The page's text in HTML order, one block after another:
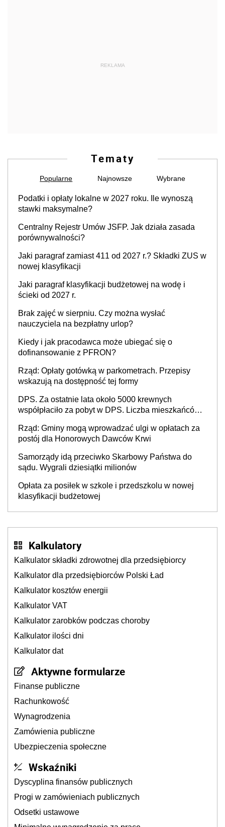
REKLAMA
Tematy
Popularne Najnowsze Wybrane
Podatki i opłaty lokalne w 2027 roku. Ile wynoszą
stawki maksymalne?
Centralny Rejestr Umów JSFP. Jak działa zasada
porównywalności?
Jaki paragraf zamiast 411 od 2027 r.? Składki ZUS w
nowej klasyfikacji
Jaki paragraf klasyfikacji budżetowej na wodę i
ścieki od 2027 r.
Brak zajęć w sierpniu. Czy można wysłać
nauczyciela na bezpłatny urlop?
Kiedy i jak pracodawca może ubiegać się o
dofinansowanie z PFRON?
Rząd: Opłaty gotówką w parkometrach. Przepisy
wskazują na dostępność tej formy
DPS. Za ostatnie lata około 5000 krewnych
współpłaciło za pobyt w DPS. Liczba mieszkańców
Rząd: Gminy mogą wprowadzać ulgi w opłatach za
postój dla Honorowych Dawców Krwi
Samorządy idą przeciwko Skarbowy Państwa do
sądu. Wygrali dziesiątki milionów
Opłata za posiłek w szkole i przedszkolu w nowej
klasyfikacji budżetowej
Kalkulatory
Kalkulator składki zdrowotnej dla przedsiębiorcy
Kalkulator dla przedsiębiorców Polski Ład
Kalkulator kosztów energii
Kalkulator VAT
Kalkulator zarobków podczas choroby
Kalkulator ilości dni
Kalkulator dat
Aktywne formularze
Finanse publiczne
Rachunkowość
Wynagrodzenia
Zamówienia publiczne
Ubezpieczenia społeczne
Wskaźniki
Dyscyplina finansów publicznych
Progi w zamówieniach publicznych
Odsetki ustawowe